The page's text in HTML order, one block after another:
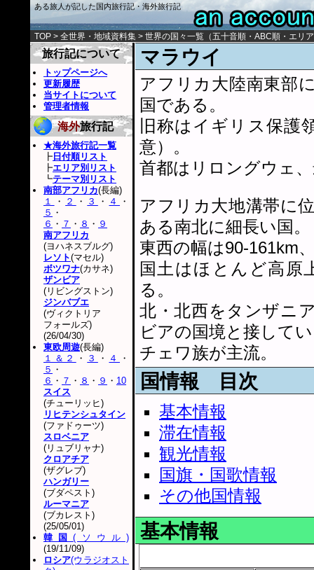
ある旅人が記した国内旅行記・海外旅行記
TOP > 全世界・地域資料集 > 世界の国々一覧 （五十音順 ・ ABC順 ・ エリ
マラウイ
アフリカ大陸南東部
国である。
旧称はイギリス保護
意）。
首都はリロングウェ
アフリカ大地溝帯に
ある南北に細長い国。
東西の幅は90-161km
国土はほとんど高原
る。
北・北西をタンザニ
ビアの国境と接して
チェワ族が主流。
国情報 目次
基本情報
滞在情報
観光情報
国旗・国歌情報
その他国情報
基本情報
旅行記について
トップページへ
更新履歴
当サイトについて
管理者情報
海外旅行記
★海外旅行記一覧
┣ 日付順リスト
┣エリア別リスト
┗テーマ別リスト
南部アフリカ(長編)
１
・ ２ ・ ３ ・ ４
・
５ ・
６ ・ ７ ・ ８ ・ ９
南アフリカ
(ヨハネスブルグ)
レソト(マセル)
ボツワナ(カサネ)
ザンビア
(リビングストン)
ジンバブエ
(ヴィクトリア
フォールズ)
(26/04/30)
東欧周遊(長編)
１＆２
・ ３ ・ ４
・
５ ・
６ ・ ７ ・ ８ ・ ９ ・ 10
スイス
(チューリッヒ)
リヒテンシュタイン
(ファドゥーツ)
スロベニア
(リュブリャナ)
クロアチア
(ザグレブ)
ハンガリー
(ブダペスト)
ルーマニア
(ブカレスト)
(25/05/01)
韓国(ソウル)
(19/11/09)
ロシア(ウラジオスト